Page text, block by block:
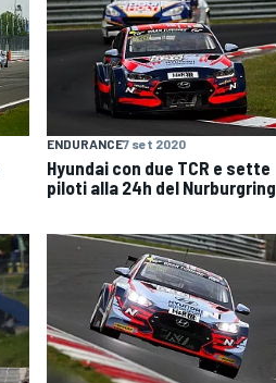
ENDURANCE7 set 2020
Hyundai con due TCR e sette
piloti alla 24h del Nurburgring